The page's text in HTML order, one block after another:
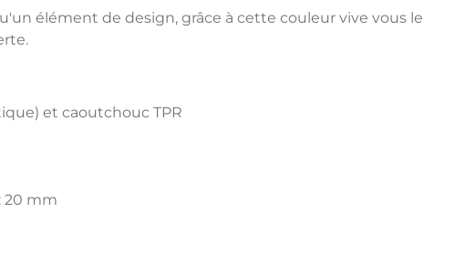
élément de design, grâce à cette couleur vive vous le
et caoutchouc TPR
20 mm